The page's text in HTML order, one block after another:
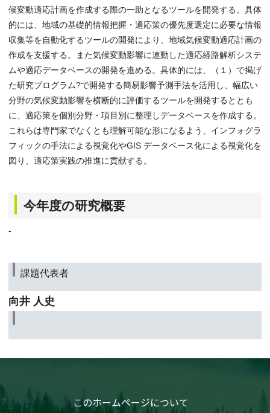
候変動適応計画を作成する際の一助となるツールを開発する。具体
的には、地域の基礎的情報把握・適応策の優先度選定に必要な情報
収集等を自動化するツールの開発により、地域気候変動適応計画の
作成を支援する。また気候変動影響に連動した適応経路解析システ
ムや適応データベースの開発を進める。具体的には、（１）で掲げ
た研究プログラム?で開発する簡易影響予測手法を活用し、幅広い
分野の気候変動影響を横断的に評価するツールを開発するととも
に、適応策を個別分野・項目別に整理しデータベースを作成する。
これらは専門家でなくとも理解可能な形になるよう、インフォグラ
フィックの手法による視覚化やGIS データベース化による視覚化を
図り、適応策実践の推進に貢献する。
今年度の研究概要
-
課題代表者
向井 人史
このホームページについて